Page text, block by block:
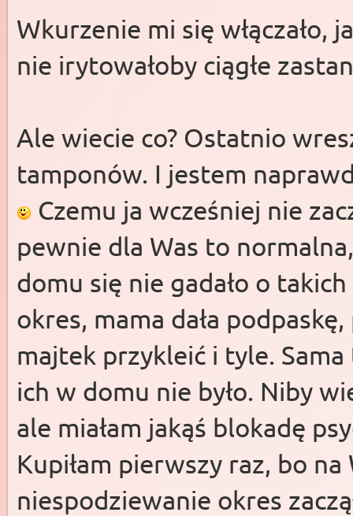
Wkurzenie mi się włączało,
nie irytowałoby ciągłe
Ale wiecie co? Ostatnio
tamponów. I jestem
Czemu ja wcześniej nie
pewnie dla Was to
domu się nie gadało o
okres, mama dała
majtek przykleić i tyle.
ich w domu nie było. Niby
ale miałam jakąś blokadę
Kupiłam pierwszy raz, bo
niespodziewanie okres